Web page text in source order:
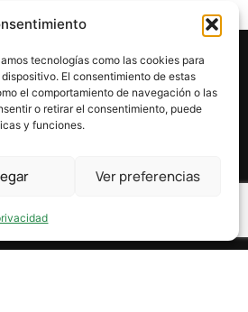
tecnologías como las cookies para
El consentimiento de estas
el comportamiento de navegación o las
o retirar el consentimiento, puede
y funciones.
Ver preferencias